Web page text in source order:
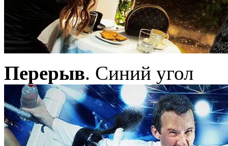
Перерыв. Синий угол